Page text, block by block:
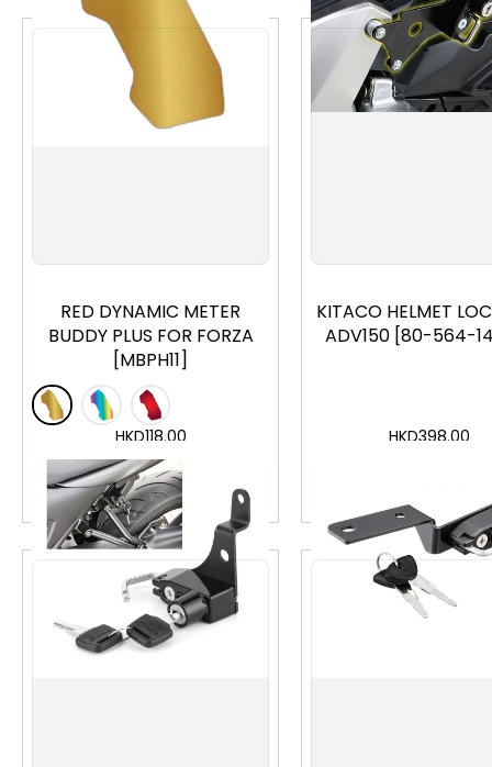
RED DYNAMIC METER
BUDDY PLUS FOR FORZA
[MBPH11]
HKD118.00
加入購物車
KITACO HELMET
ADV150 [80-564-
HKD398.00